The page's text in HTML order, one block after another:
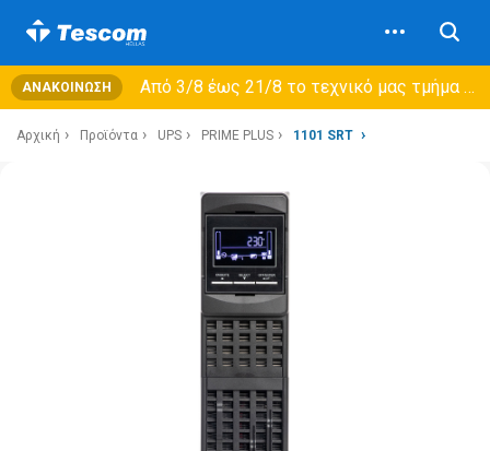
ΑΝΑΚΟΊΝΩΣΗ Από 3/8 έως 21/8 τo τεχνικό μας τμήμα θα εξυπηρετεί μόνο συμβόλαια συντήρησης και όχι νέες παραλαβές →
Αρχική Προϊόντα UPS PRIME PLUS 1101 SRT